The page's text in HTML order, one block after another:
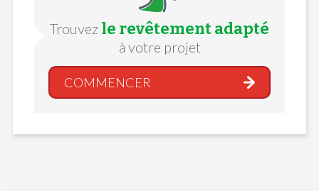
Trouvez le revêtement adapté
à votre projet
COMMENCER